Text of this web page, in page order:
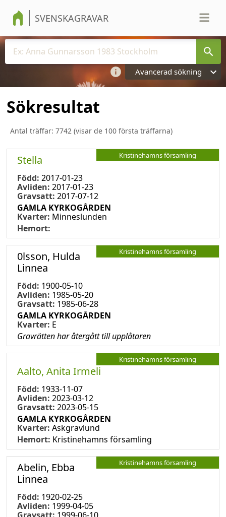
SVENSKAGRAVAR
Avancerad sökning
Sökresultat
Antal träffar: 7742 (visar de 100 första träffarna)
Kristinehamns församling
Stella
Född: 2017-01-23
Avliden: 2017-01-23
Gravsatt: 2017-07-12
GAMLA KYRKOGÅRDEN
Kvarter: Minneslunden
Hemort:
Kristinehamns församling
0lsson, Hulda
Linnea
Född: 1900-05-10
Avliden: 1985-05-20
Gravsatt: 1985-06-28
GAMLA KYRKOGÅRDEN
Kvarter: E
Gravrätten har återgått till upplåtaren
Kristinehamns församling
Aalto, Anita Irmeli
Född: 1933-11-07
Avliden: 2023-03-12
Gravsatt: 2023-05-15
GAMLA KYRKOGÅRDEN
Kvarter: Askgravlund
Hemort: Kristinehamns församling
Kristinehamns församling
Abelin, Ebba
Linnea
Född: 1920-02-25
Avliden: 1999-04-05